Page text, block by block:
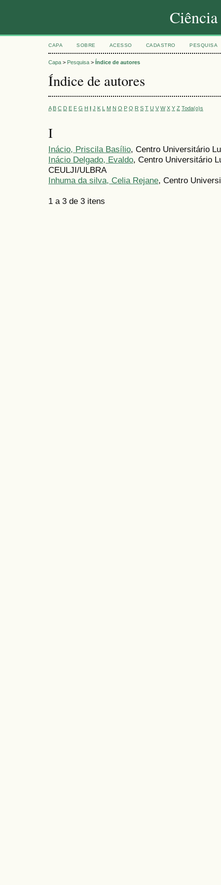
CAPA SOBRE ACESSO CADASTRO PESQUISA
Capa > Pesquisa > Índice de autores
Índice de autores
A B C D E F G H I J K L M N O P Q R S T U V W X Y Z Toda(o)s
I
Inácio, Priscila Basílio, Centro Universitário
Inácio Delgado, Evaldo, Centro Universitário
CEULJI/ULBRA
Inhuma da silva, Celia Rejane, Centro
1 a 3 de 3 itens